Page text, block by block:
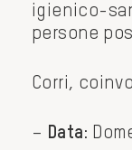
igienico-
persone
Corri,
– Data: